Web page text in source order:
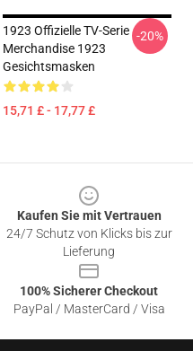
1923 Offizielle TV-Serie
Merchandise 1923
Gesichtsmasken
15,71 £ - 17,77 £
-20%
Kaufen Sie mit Vertrauen
24/7 Schutz von Klicks bis zur
Lieferung
100% Sicherer Checkout
PayPal / MasterCard / Visa